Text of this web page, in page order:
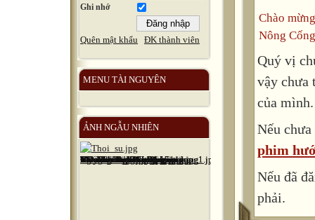
Ghi nhớ
Quên mật khẩu ĐK thành viên
MENU TÀI NGUYÊN
ẢNH NGẪU NHIÊN
Chào
Nông
Quý vị
vậy chưa
của mình.
Nếu
phim
Nếu đã
phải.